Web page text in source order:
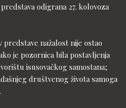
odigrana 27. kolovoza
nažalost nije ostao
je pozornica bila postavljenja
isusovačkog samostana;
društvenog života samoga